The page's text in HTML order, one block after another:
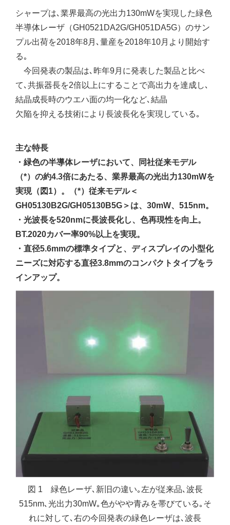
シャープは､業界最高の光出力130mWを実現した緑色
半導体レーザ（GH0521DA2G/GH051DA5G）のサン
プル出荷を2018年8月､量産を2018年10月より開始す
る｡
今回発表の製品は､昨年9月に発表した製品と比べ
て､共振器長を2倍以上にすることで高出力を達成し､
結晶成長時のウエハ面の均一化など､結晶
欠陥を抑える技術により長波長化を実現している｡
主な特長
・緑色の半導体レーザにおいて、同社従来モデル
（*）の約4.3倍にあたる、業界最高の光出力130mWを
実現（図1）。（*）従来モデル＜
GH05130B2G/GH05130B5G＞は、30mW、515nm。
・光波長を520nmに長波長化し、色再現性を向上。
BT.2020カバー率90%以上を実現。
・直径5.6mmの標準タイプと、ディスプレイの小型化
ニーズに対応する直径3.8mmのコンパクトタイプをラ
インアップ。
図 1 緑色レーザ､新旧の違い｡左が従来品､波長
515nm､光出力30mW｡色がやや青みを帯びている｡そ
れに対して､右の今回発表の緑色レーザは､波長